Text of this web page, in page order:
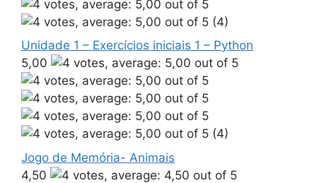
(4)
Unidade 1 – Exercícios iniciais 1 – Python
5,00
(4)
Jogo de Memória- Animais
4,50